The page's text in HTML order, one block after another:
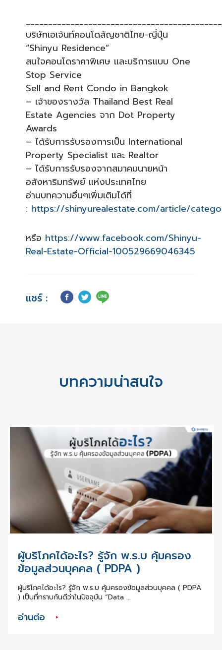
บริษัทเอเจ้นท์คอนโดสัญชาติไทย-ญี่ปุ่น
“Shinyu Residence”
สนใจคอนโดราคาพิเศษ และบริการแบบ One
Stop Service
Sell and Rent Condo in Bangkok
– เจ้าของรางวัล Thailand Best Real
Estate Agencies จาก Dot Property
Awards
– ได้รับการรับรองการเป็น International
Property Specialist และ Realtor
– ได้รับการรับรองจากสมาคมนายหน้า
อสังหาริมทรัพย์ แห่งประเทศไทย
อ่านบทความอื่นๆเพิ่มเติมได้ที่
: https://shinyurealestate.com/article/
หรือ https://www.facebook.com/Shinyu-
Real-Estate-Official-100529669046345
แชร์ :
บทความน่าสนใจ
ผู้บริโภคได้อะไร? รู้จัก พ.ร.บ คุ้มครอง
ข้อมูลส่วนบุคคล ( PDPA )
ผู้บริโภคได้อะไร? รู้จัก พ.ร.บ คุ้มครองข้อมูลส่วนบุคคล ( PDPA
) เป็นที่ทราบกันดีว่าในปัจจุบัน “Data ...
อ่านต่อ